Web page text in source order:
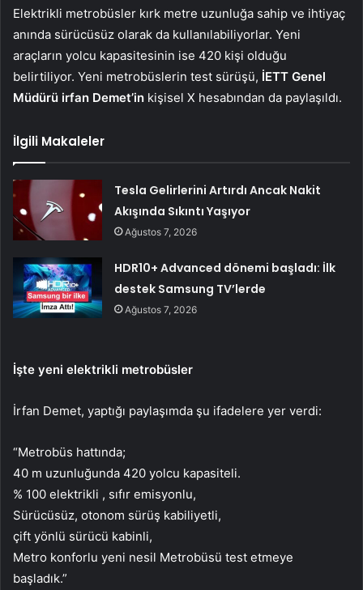
Elektrikli metrobüsler kırk metre uzunluğa sahip ve ihtiyaç
anında sürücüsüz olarak da kullanılabiliyorlar. Yeni
araçların yolcu kapasitesinin ise 420 kişi olduğu
belirtiliyor. Yeni metrobüslerin test sürüşü, İETT Genel
Müdürü irfan Demet’in kişisel X hesabından da paylaşıldı.
İlgili Makaleler
Tesla Gelirlerini Artırdı Ancak Nakit
Akışında Sıkıntı Yaşıyor
Ağustos 7, 2026
HDR10+ Advanced dönemi başladı: İlk
destek Samsung TV’lerde
Ağustos 7, 2026
İşte yeni elektrikli metrobüsler
İrfan Demet, yaptığı paylaşımda şu ifadelere yer verdi:
“Metrobüs hattında;
40 m uzunluğunda 420 yolcu kapasiteli.
% 100 elektrikli , sıfır emisyonlu,
Sürücüsüz, otonom sürüş kabiliyetli,
çift yönlü sürücü kabinli,
Metro konforlu yeni nesil Metrobüsü test etmeye
başladık.”